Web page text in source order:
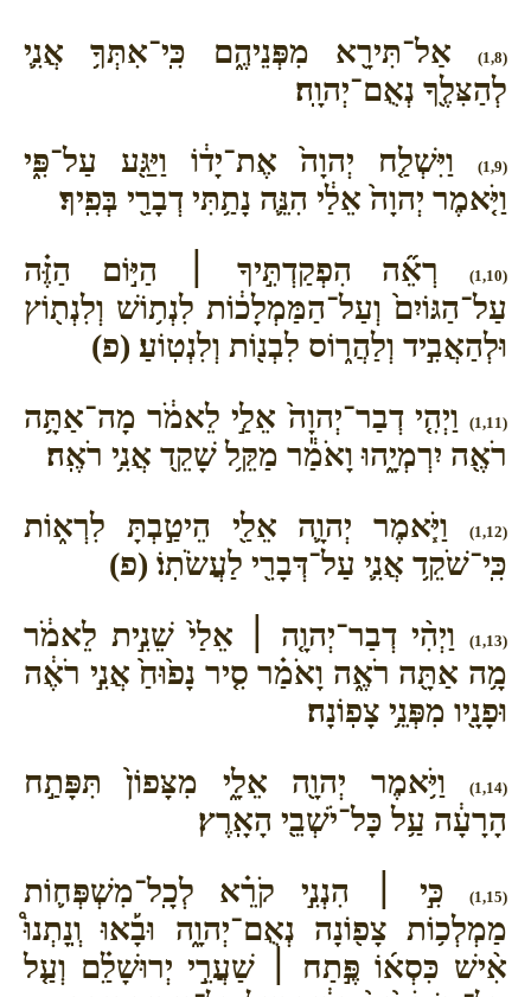
(1,8)
אַל־תִּירָ֖א מִפְּנֵיהֶ֑ם כִּֽי־אִתְּךָ֥ אֲנִ֛י
לְהַצִּלֶ֖ךָ נְאֻם־יְהוָֽה׃
(1,9)
וַיִּשְׁלַ֤ח יְהוָה֙ אֶת־יָד֔וֹ וַיַּגַּ֖ע עַל־פִּ֑י
וַיֹּ֤אמֶר יְהוָה֙ אֵלַ֔י הִנֵּ֛ה נָתַ֥תִּי דְבָרַ֖י בְּפִֽיךָ׃
(1,10)
רְאֵ֞ה הִפְקַדְתִּ֣יךָ ׀ הַיּ֣וֹם הַזֶּ֗ה
עַל־הַגּוֹיִם֙ וְעַל־הַמַּמְלָכ֔וֹת לִנְת֥וֹשׁ וְלִנְת֖וֹץ
וּלְהַאֲבִ֣יד וְלַהֲר֑וֹס לִבְנ֖וֹת וְלִנְטֽוֹעַ׃ (פ)
(1,11)
וַיְהִ֤י דְבַר־יְהוָה֙ אֵלַ֣י לֵאמֹ֔ר מָה־אַתָּ֥ה
רֹאֶ֖ה יִרְמְיָ֑הוּ וָאֹמַ֕ר מַקֵּ֥ל שָׁקֵ֖ד אֲנִ֥י רֹאֶֽה׃
(1,12)
וַיֹּ֧אמֶר יְהוָ֛ה אֵלַ֖י הֵיטַ֣בְתָּ לִרְא֑וֹת
כִּֽי־שֹׁקֵ֥ד אֲנִ֛י עַל־דְּבָרִ֖י לַעֲשֹׂתֽוֹ׃ (פ)
(1,13)
וַיְהִ֨י דְבַר־יְהוָ֤ה ׀ אֵלַי֙ שֵׁנִ֣ית לֵאמֹ֔ר
מָ֥ה אַתָּ֖ה רֹאֶ֑ה וָאֹמַ֗ר סִ֤יר נָפ֙וּחַ֙ אֲנִ֣י רֹאֶ֔ה
וּפָנָ֖יו מִפְּנֵ֥י צָפֽוֹנָה׃
(1,14)
וַיֹּ֥אמֶר יְהוָ֖ה אֵלָ֑י מִצָּפוֹן֙ תִּפָּתַ֣ח
הָרָעָ֔ה עַ֥ל כָּל־יֹשְׁבֵ֖י הָאָֽרֶץ׃
(1,15)
כִּ֣י ׀ הִנְנִ֣י קֹרֵ֗א לְכָֽל־מִשְׁפְּח֛וֹת
מַמְלְכ֥וֹת צָפ֖וֹנָה נְאֻם־יְהוָ֑ה וּבָ֡אוּ וְֽנָתְנוּ֩
אִ֨ישׁ כִּסְא֜וֹ פֶּ֣תַח ׀ שַׁעֲרֵ֣י יְרוּשָׁלִַ֗ם וְעַ֤ל